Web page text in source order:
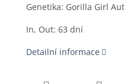
Genetika: Gorilla Girl
In, Out: 63 dní
Detailní informace